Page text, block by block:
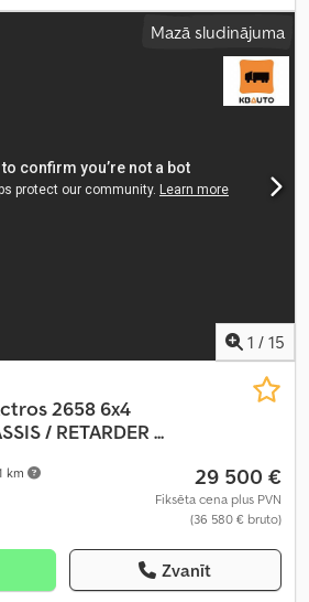
klase:Euro 5, iekraušanas telpas
, iekraušanas vietas
2 150 mm,
ABS, EBS (Elektroniskā bremžu
elektriskais logu regulators, gaisa
Mazā sludinājuma
1 / 15
km
2658 6x4
/ RETARDER ...
29 500 €
Fiksēta cena plus PVN
(36 580 € bruto)
Zvanīt